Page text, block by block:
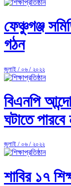
ফেঞ্চুগঞ্জ
গঠন
জুলাই / ০৬ / ২০২২
বিএনপি
ঘটাতে
জুলাই / ০৬ / ২০২২
শাবির ১৭